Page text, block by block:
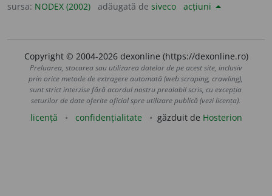
sursa: NODEX (2002) adăugată de siveco acțiuni
Copyright © 2004-2026 dexonline (https://dexonline.ro)
Preluarea, stocarea sau utilizarea datelor de pe acest site, inclusiv
prin orice metode de extragere automată (web scraping, crawling),
sunt strict interzise fără acordul nostru prealabil scris, cu excepția
seturilor de date oferite oficial spre utilizare publică (vezi licența).
licență confidențialitate găzduit de Hosterion